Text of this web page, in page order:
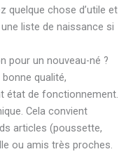
quelque chose d’utile et
liste de naissance si
pour un nouveau-né ?
qualité,
état de fonctionnement.
Cela convient
articles (poussette,
ou amis très proches.